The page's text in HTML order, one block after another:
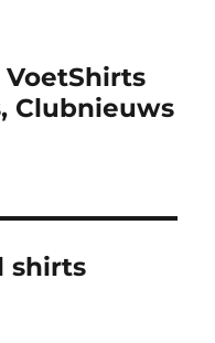
VoetShirts
Clubnieuws
shirts